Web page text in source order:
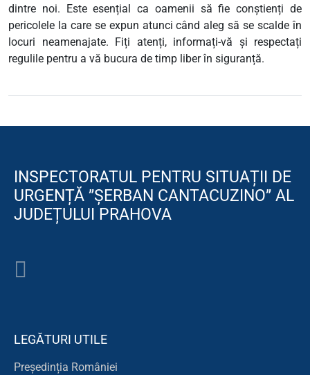
dintre noi. Este esențial ca oamenii să fie conștienți de
pericolele la care se expun atunci când aleg să se scalde în
locuri neamenajate. Fiți atenți, informați-vă și respectați
regulile pentru a vă bucura de timp liber în siguranță.
INSPECTORATUL PENTRU SITUAȚII DE
URGENȚĂ ”ȘERBAN CANTACUZINO” AL
JUDEȚULUI PRAHOVA
LEGĂTURI UTILE
Președinția României